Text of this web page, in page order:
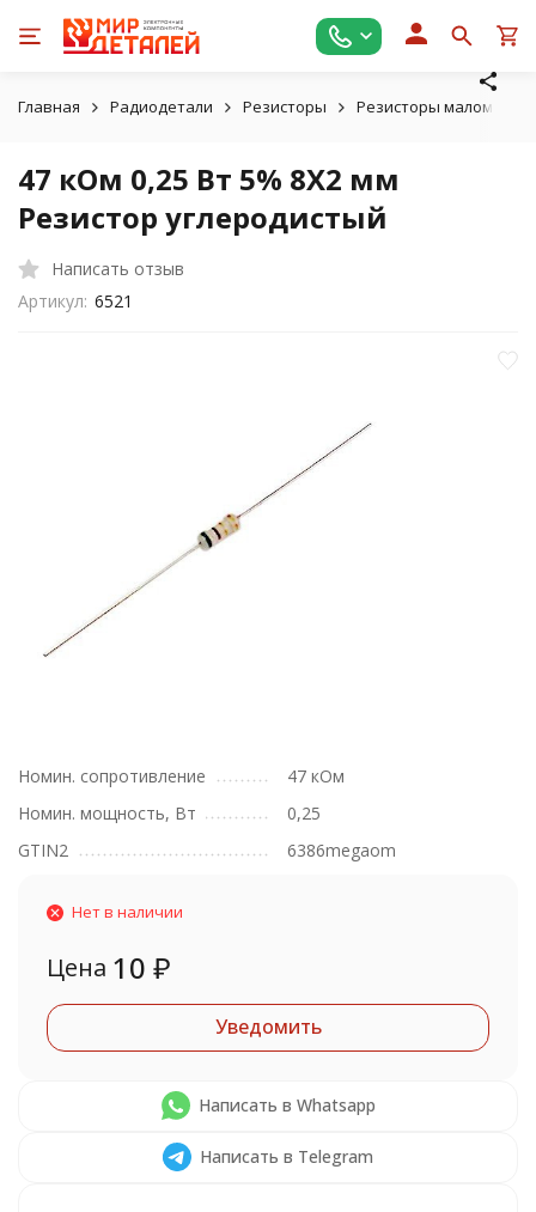
Главная Радиодетали Резисторы Резисторы
47 кОм 0,25 Вт 5% 8X2 мм
Резистор углеродистый
Написать отзыв
Артикул: 6521
Номин. сопротивление
47 кОм
Номин. мощность, Вт
0,25
GTIN2
6386megaom
Нет в наличии
Цена 10 ₽
Уведомить
Написать в Whatsapp
Написать в Telegram